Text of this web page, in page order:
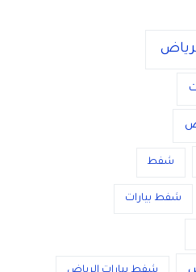
شفط
شفط بيارات